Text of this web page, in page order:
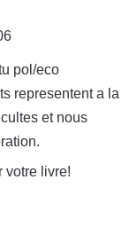
pol/eco
representent a la
et nous
votre livre!